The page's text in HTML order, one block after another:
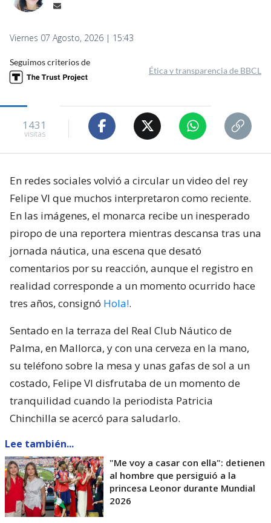
Viernes 07 Agosto, 2026 | 15:43
Seguimos criterios de
Ética y transparencia de BBCL
1431
visitas
En redes sociales volvió a circular un video del rey
Felipe VI que muchos interpretaron como reciente.
En las imágenes, el monarca recibe un inesperado
piropo de una reportera mientras descansa tras una
jornada náutica, una escena que desató
comentarios por su reacción, aunque el registro en
realidad corresponde a un momento ocurrido hace
tres años, consignó Hola!.
Sentado en la terraza del Real Club Náutico de
Palma, en Mallorca, y con una cerveza en la mano,
su teléfono sobre la mesa y unas gafas de sol a un
costado, Felipe VI disfrutaba de un momento de
tranquilidad cuando la periodista Patricia
Chinchilla se acercó para saludarlo.
Lee también...
"Me voy a casar con ella": detienen
al hombre que persiguió a la
princesa Leonor durante Mundial
2026